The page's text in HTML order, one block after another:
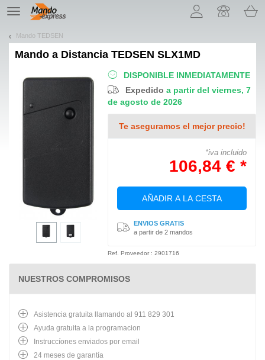
TE
navigation
Mando TEDSEN
Mando a Distancia TEDSEN SLX1MD
DISPONIBLE INMEDIATAMENTE
Expedidoa partir del viernes, 7
de agosto de 2026
Te aseguramos el mejor precio!
*iva incluido
106,84 € *
AÑADIR A LA CESTA
ENVIOS GRATIS
a partir de 2 mandos
Ref. Proveedor : 2901716
NUESTROS COMPROMISOS
Asistencia gratuita llamando al 911 829 301
Ayuda gratuita a la programacion
Instruccíones enviados por email
24 meses de garantía
¡Permítenos presentarte nuestras cookies!